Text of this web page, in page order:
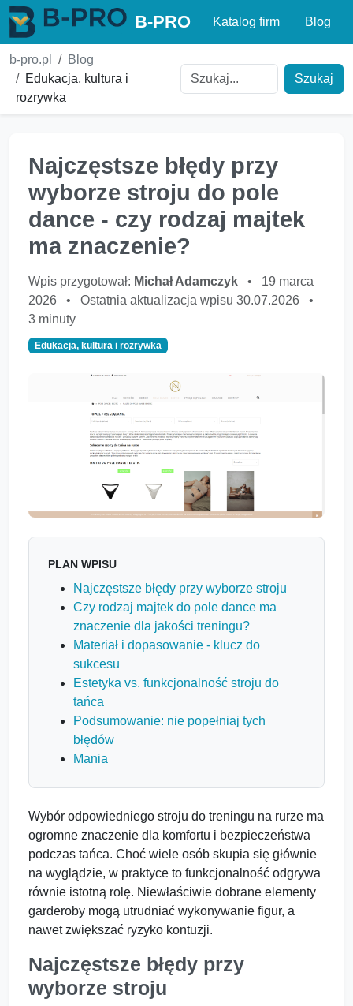
B-PRO Katalog firm Blog
b-pro.pl
Blog
Edukacja, kultura i
rozrywka
Szukaj
Najczęstsze błędy przy
wyborze stroju do pole
dance - czy rodzaj majtek
ma znaczenie?
Wpis przygotował: Michał Adamczyk •
19 marca
2026
• Ostatnia aktualizacja wpisu 30.07.2026
•
3 minuty
Edukacja, kultura i rozrywka
PLAN WPISU
Najczęstsze błędy przy wyborze stroju
Czy rodzaj majtek do pole dance ma
znaczenie dla jakości treningu?
Materiał i dopasowanie - klucz do
sukcesu
Estetyka vs. funkcjonalność stroju do
tańca
Podsumowanie: nie popełniaj tych
błędów
Mania
Wybór odpowiedniego stroju do treningu na rurze ma
ogromne znaczenie dla komfortu i bezpieczeństwa
podczas tańca. Choć wiele osób skupia się głównie
na wyglądzie, w praktyce to funkcjonalność odgrywa
równie istotną rolę. Niewłaściwie dobrane elementy
garderoby mogą utrudniać wykonywanie figur, a
nawet zwiększać ryzyko kontuzji.
Najczęstsze błędy przy
wyborze stroju